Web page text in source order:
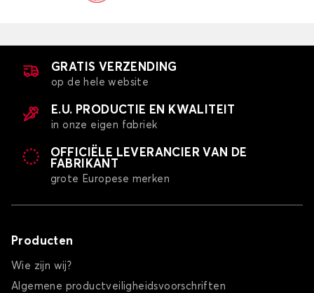
GRATIS VERZENDING
op de hele website
E.U. PRODUCTIE EN KWALITEIT
in onze eigen fabriek
OFFICIËLE LEVERANCIER VAN DE
FABRIKANT
grote Europese merken
Producten
Wie zijn wij?
Algemene productveiligheidsvoorschriften